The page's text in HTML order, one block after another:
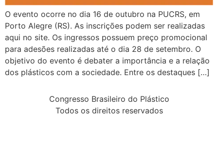
O evento ocorre no dia 16 de outubro na PUCRS, em
Porto Alegre (RS). As inscrições podem ser realizadas
aqui no site. Os ingressos possuem preço promocional
para adesões realizadas até o dia 28 de setembro. O
objetivo do evento é debater a importância e a relação
dos plásticos com a sociedade. Entre os destaques […]
Congresso Brasileiro do Plástico
Todos os direitos reservados